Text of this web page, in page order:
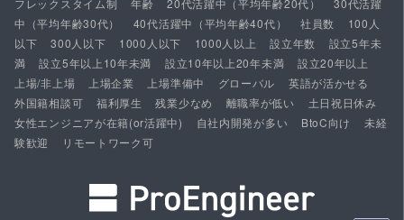
フレックスタイム制 年齢 20代活躍中（平均年齢20代）
30代活躍
中（平均年齢30代）
40代活躍中（平均年齢40代） 社員数
100人
以下
300人以下 1000人以下 1000人以上 設立年数
設立5年未
満
設立5年以上10年未満 設立10年以上20年未満
設立20年以上
上場/非上場
上場企業 上場準備中 グローバル
英語が活かせる
外国籍相談可
福利厚生 残業少なめ 離職率が低い
土日祝日休み
女性エンジニアが在籍(or活躍中)
自社内開発が多い BtoC向け
未経
験歓迎
リモートワーク可